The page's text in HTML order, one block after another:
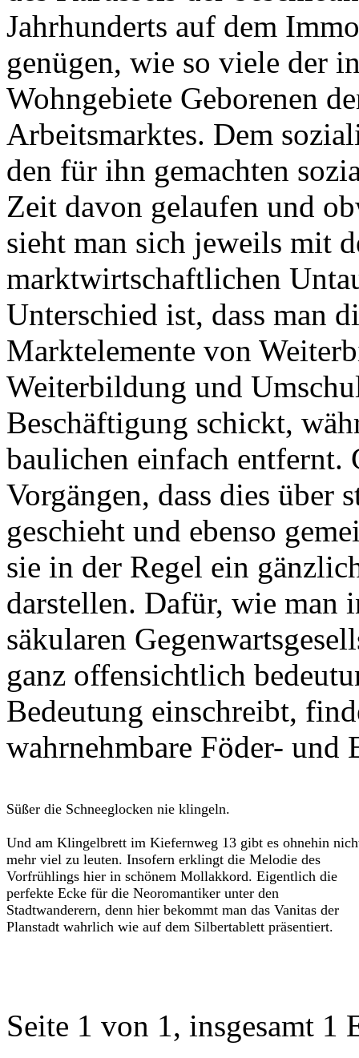
Jahrhunderts auf dem
genügen, wie so viele der
Wohngebiete Geborenen
Arbeitsmarktes. Dem
den für ihn gemachten
Zeit davon gelaufen und
sieht man sich jeweils mit
marktwirtschaftlichen
Unterschied ist, dass man
Marktelemente von
Weiterbildung und
Beschäftigung schickt,
baulichen einfach entfernt.
Vorgängen, dass dies über
geschieht und ebenso
sie in der Regel ein
darstellen. Dafür, wie man
säkularen
ganz offensichtlich
Bedeutung einschreibt,
wahrnehmbare Föder- und
Süßer die Schneeglocken nie klingeln.
Und am Klingelbrett im Kiefernweg 13 gibt es ohnehin
mehr viel zu leuten. Insofern erklingt die Melodie des
Vorfrühlings hier in schönem Mollakkord. Eigentlich die
perfekte Ecke für die Neoromantiker unter den
Stadtwanderern, denn hier bekommt man das Vanitas der
Planstadt wahrlich wie auf dem Silbertablett präsentiert.
Seite 1 von 1, insgesamt 1